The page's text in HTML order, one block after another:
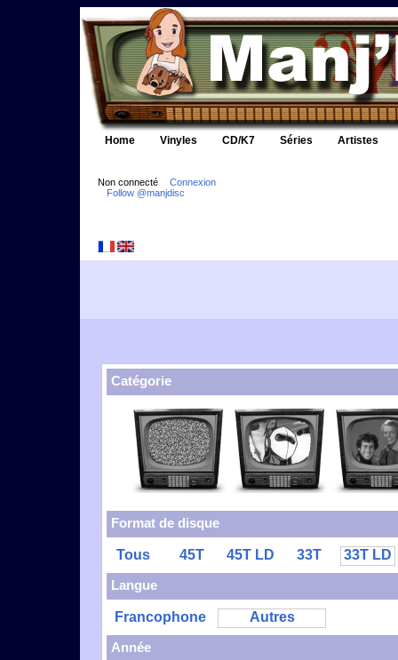
Home Vinyles CD/K7 Séries Artistes
Non connecté
Connexion
Follow @manjdisc
Catégorie
Format de disque
Tous 45T 45T LD 33T
33T LD
Langue
Francophone
Autres
Année